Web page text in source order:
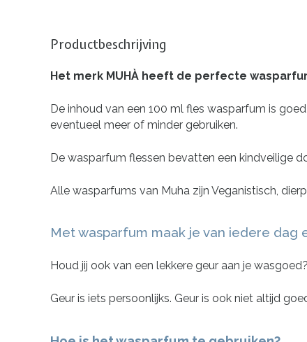
Productbeschrijving
Het merk MUHÀ heeft de perfecte
De inhoud van een 100 ml fles wasparfum is
eventueel meer of minder gebruiken.
De wasparfum flessen bevatten een kindveilige
Alle wasparfums van Muha zijn Veganistisch,
Met wasparfum maak je van iedere dag
Houd jij ook van een lekkere geur aan je
Geur is iets persoonlijks. Geur is ook niet altijd